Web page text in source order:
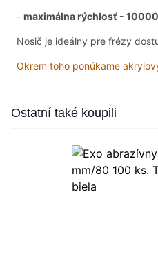
- maximálna rýchlosť - 10000
Nosič je ideálny pre frézy
Okrem toho ponúkame
Press to skip carousel
Ostatní také koupili